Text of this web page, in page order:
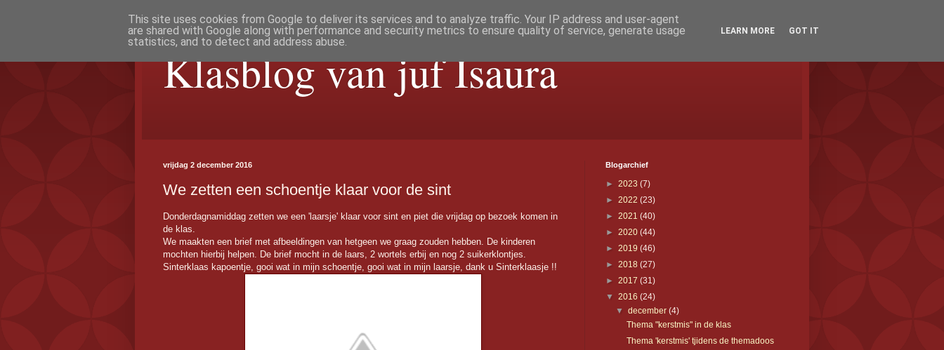
Klasblog van juf Isaura
vrijdag 2 december 2016
We zetten een schoentje klaar voor de sint
Donderdagnamiddag zetten we een 'laarsje' klaar voor sint en piet die vrijdag op bezoek komen in
de klas.
We maakten een brief met afbeeldingen van hetgeen we graag zouden hebben. De kinderen
mochten hierbij helpen. De brief mocht in de laars, 2 wortels erbij en nog 2 suikerklontjes.
Sinterklaas kapoentje, gooi wat in mijn schoentje, gooi wat in mijn laarsje, dank u Sinterklaasje !!
Blogarchief
► 2023 (7)
► 2022 (23)
► 2021 (40)
► 2020 (44)
► 2019 (46)
► 2018 (27)
► 2017 (31)
▼ 2016 (24)
▼december(4)
Thema "kerstmis" in de klas
Thema 'kerstmis' tjidens de themadoos
This site uses cookies from Google to deliver its services and to analyze traffic. Your IP address and user-agent
are shared with Google along with performance and security metrics to ensure quality of service, generate usage
statistics, and to detect and address abuse.
LEARN MORE GOT IT